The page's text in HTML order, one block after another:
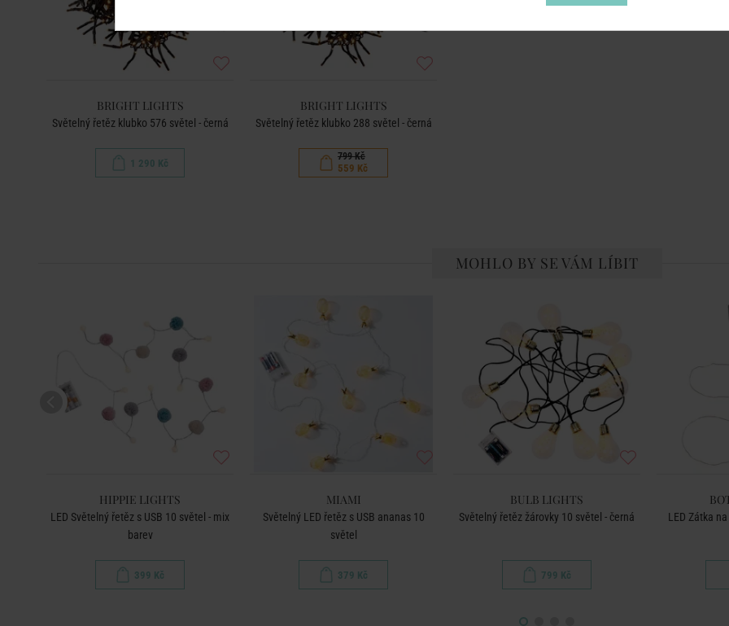
BRIGHT LIGHTS
Světelný řetěz klubko 576 světel - černá
1 290 Kč
BRIGHT LIGHTS
Světelný řetěz klubko 288 světel - černá
799 Kč
559 Kč
MOHLO BY SE VÁM LÍBIT
HIPPIE LIGHTS
LED Světelný řetěz s USB 10 světel - mix
barev
399 Kč
MIAMI
Světelný LED řetěz s USB ananas 10
světel
379 Kč
BULB LIGHTS
Světelný řetěz žárovky 10 světel - černá
799 Kč
LED Zátka